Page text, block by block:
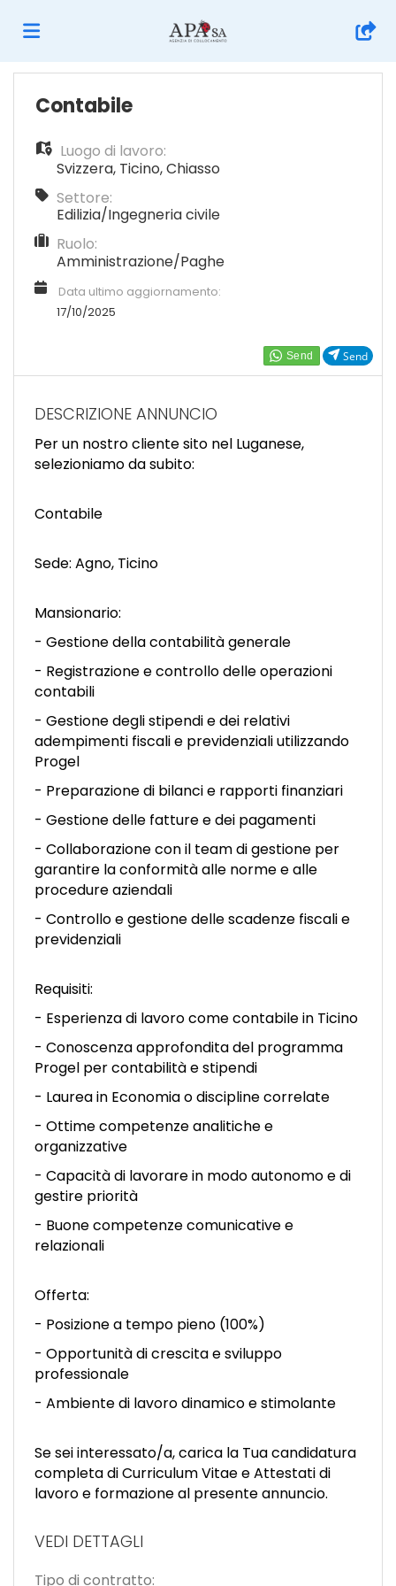
Home
Offerte
di
Carica
FR
IT
ES
Send
Contabile
Luogo di lavoro:
Svizzera, Ticino,Chiasso
Settore:
Edilizia/Ingegneria civile
Ruolo:
Amministrazione/Paghe
Data ultimo aggiornamento:
17/10/2025
DESCRIZIONE ANNUNCIO
Per un nostro cliente sito nel Luganese,
selezioniamo da subito:
Contabile
Sede: Agno, Ticino
Mansionario:
- Gestione della contabilità generale
- Registrazione e controllo delle operazioni
contabili
- Gestione degli stipendi e dei relativi
adempimenti fiscali e previdenziali utilizzando
Progel
- Preparazione di bilanci e rapporti finanziari
- Gestione delle fatture e dei pagamenti
- Collaborazione con il team di gestione per
garantire la conformità alle norme e alle
procedure aziendali
- Controllo e gestione delle scadenze fiscali e
previdenziali
Requisiti:
- Esperienza di lavoro come contabile in Ticino
- Conoscenza approfondita del programma
Progel per contabilità e stipendi
- Laurea in Economia o discipline correlate
- Ottime competenze analitiche e
organizzative
- Capacità di lavorare in modo autonomo e di
gestire priorità
- Buone competenze comunicative e
relazionali
Offerta:
- Posizione a tempo pieno (100%)
- Opportunità di crescita e sviluppo
professionale
- Ambiente di lavoro dinamico e stimolante
Se sei interessato/a, carica la Tua candidatura
completa di Curriculum Vitae e Attestati di
lavoro e formazione al presente annuncio.
VEDI DETTAGLI
Tipo di contratto: